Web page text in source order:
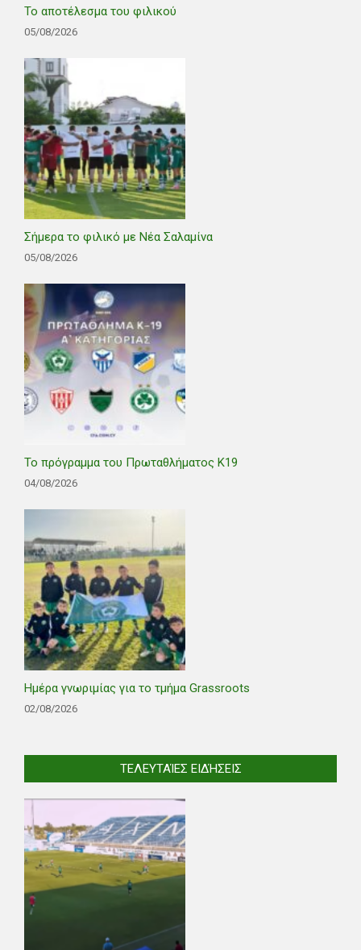
Το αποτέλεσμα του φιλικού
05/08/2026
Σήμερα το φιλικό με Νέα Σαλαμίνα
05/08/2026
Το πρόγραμμα του Πρωταθλήματος Κ19
04/08/2026
Ημέρα γνωριμίας για το τμήμα Grassroots
02/08/2026
ΤΕΛΕΥΤΑΊΕΣ ΕΙΔΉΣΕΙΣ